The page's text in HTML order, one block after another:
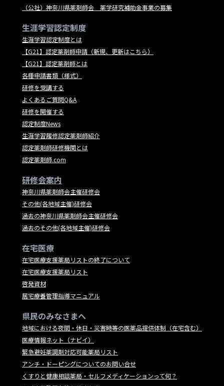
（公社）神奈川県薬剤師会 薬学研究補助金事業の募集
生涯学習認定制度
生涯学習認定制度とは
【G21】認定薬剤師申請（新規、更新はこちら）
【G21】認定薬剤師とは
各種申請書類（様式）
研修を受講する
よくあるご質問Q&A
研修を開催する
認定制度News
生涯学習履修認定薬剤師紹介
認定薬剤師研修機関とは
認定薬剤師.com
研修会案内
神奈川県薬剤師会主催研修会
その他(各地域主催)研修会
過去の神奈川県薬剤師会主催研修会
過去のその他(各地域主催)研修会
在宅医療
在宅医療支援薬局リストの終了について
在宅医療支援薬局リスト
啓発資材
居宅療養管理指導マニュアル
県民のみなさまへ
地域における夜間・休日・災害時等の医薬品提供体制（在宅含む）
医療情報ネット（ナビイ）
緊急避妊薬調剤対応可能薬局リスト
アンチ・ドーピングについてのお問い合せ
くすりと健康相談薬局・セルフメディケーションって何？